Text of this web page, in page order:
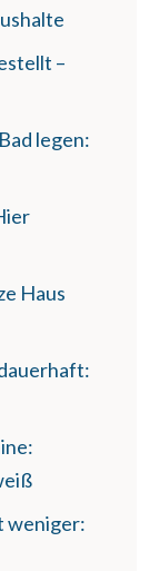
–
legen:
Haus
weniger: